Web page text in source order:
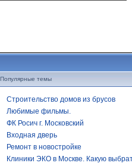
Популярные темы
Строительство домов из брусов
Любимые фильмы.
ФК Росич г. Московский
Входная дверь
Ремонт в новостройке
Клиники ЭКО в Москве. Какую